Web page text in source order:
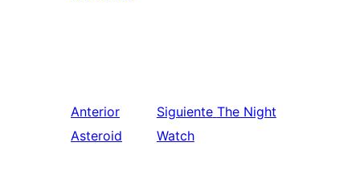
Anterior
Asteroid
Siguiente The Night
Watch